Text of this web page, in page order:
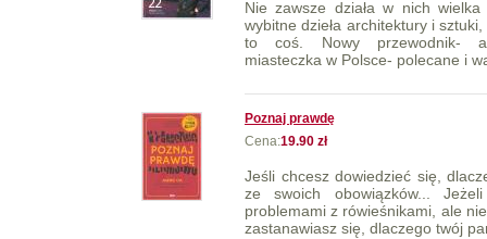
Nie zawsze działa w nich
wybitne dzieła architektury i
to coś. Nowy przewodnik-
miasteczka w Polsce- polecane i
Poznaj prawdę
Cena:19.90 zł
Jeśli chcesz dowiedzieć się,
ze swoich obowiązków...
problemami z rówieśnikami, ale
zastanawiasz się, dlaczego twój